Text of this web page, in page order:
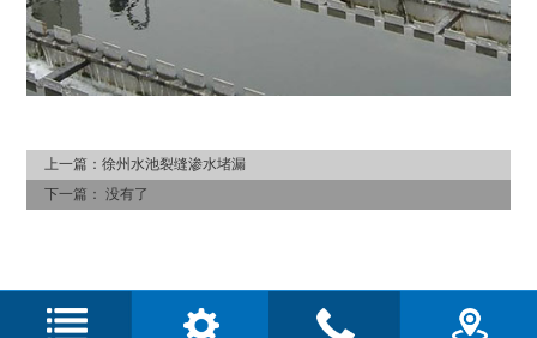
上一篇：徐州水池裂缝渗水堵漏
下一篇：没有了